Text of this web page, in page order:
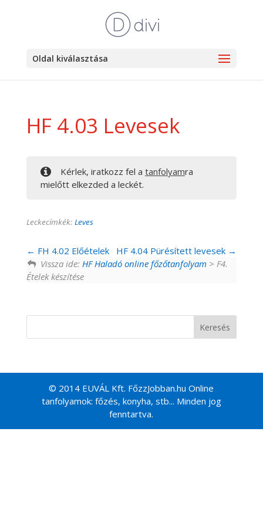
Oldal kiválasztása
HF 4.03 Levesek
Kérlek, iratkozz fel a tanfolyamra
mielőtt elkezded a leckét.
Leckecímkék: Leves
FH 4.02 Előételek
HF 4.04 Pürésített levesek
Vissza ide: HF Haladó online főzőtanfolyam > F4.
Ételek készítése
© 2014 EUVÁL Kft. FőzzJobban.hu Online
tanfolyamok: főzés, konyha, stb... Minden jog
fenntartva.